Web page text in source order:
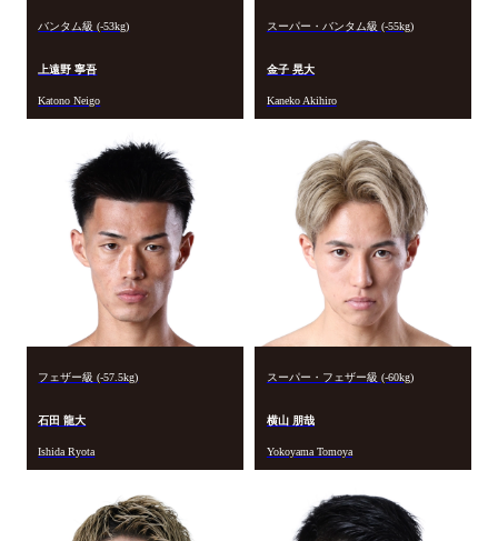
バンタム級 (-53kg)
上遠野 寧吾
Katono Neigo
スーパー・バンタム級 (-55kg)
金子 晃大
Kaneko Akihiro
フェザー級 (-57.5kg)
石田 龍大
Ishida Ryota
スーパー・フェザー級 (-60kg)
横山 朋哉
Yokoyama Tomoya